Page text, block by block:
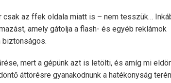
az ffek oldala miatt is – nem tesszük…
amely gátolja a flash- és egyéb reklámok
biztonságos.
mert a gépünk azt is letölti, és amíg mi
áttörésre gyanakodnunk a hatékonyság